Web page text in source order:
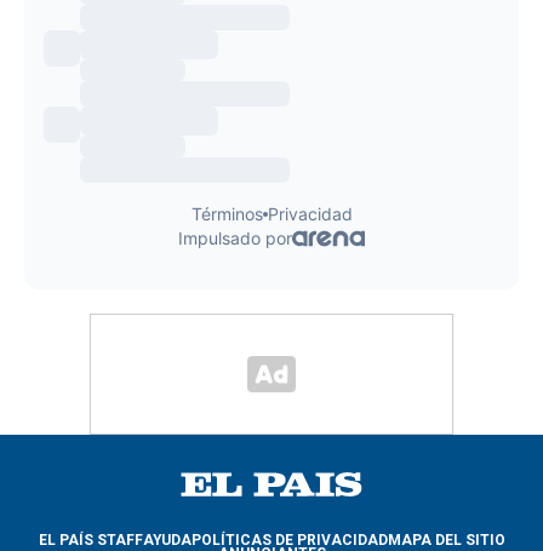
EL PAÍS STAFFAYUDAPOLÍTICAS DE PRIVACIDADMAPA DEL SITIO